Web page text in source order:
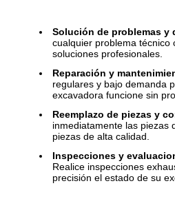
Solución de problemas y
cualquier problema técnico
soluciones profesionales.
Reparación y
regulares y bajo demanda
excavadora funcione sin
Reemplazo de piezas y
inmediatamente las piezas
piezas de alta calidad.
Inspecciones y
Realice inspecciones
precisión el estado de su